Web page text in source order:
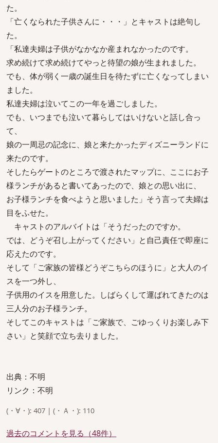
た。
「亡くなられた子供さんに・・・」とキャストは絶句し
た。
「私達夫婦は子供がなかなか産まれなかったのです。
求め続けて求め続けてやっと待望の娘が生まれました。
でも、体が弱く一歳の誕生日を待たずに亡くなってしまい
ました。
私達夫婦は泣いてこの一年を過ごしました。
でも、いつまでも泣いて暮らしてはいけないと話し合っ
て、
娘の一周忌の記念に、娘と来たかったディズニーランドに
来たのです。
そしたらゲートのところで渡されたマップに、ここにお子
様ランチがあると書いてあったので、娘との思い出に、
お子様ランチを食べようと思いました」そう言って夫婦は
目をふせた。
キャストのアルバイトは「そうだったのですか。
では、どうぞ召し上がってください」と自己責任で即座に
応えたのです。
そして「ご家族の皆様どうぞこちらのほうに」と大人のイ
スを一つ外し、
子供用のイスを用意した。しばらくして運ばれてきたのは
三人分のお子様ランチ。
そしてこのキャストは「ご家族で、ごゆっくりお楽しみ下
さい」と笑顔で立ち去りました。
出典：不明
リンク：不明
(・∀・): 407 | (・Ａ・): 110
過去のコメントを見る（48件）